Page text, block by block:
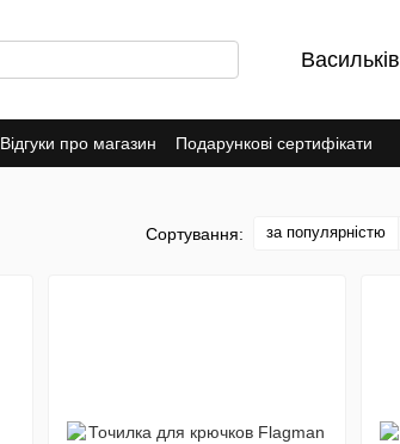
Васильків
Відгуки про магазин
Подарункові сертифікати
Сортування: за популярністю